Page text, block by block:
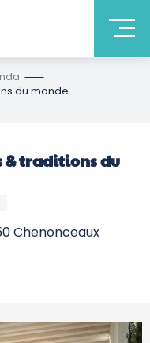
du monde
& traditions du
Chenonceaux